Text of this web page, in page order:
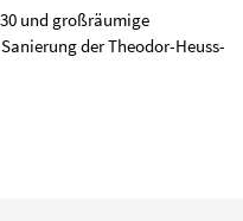
und großräumige
der Theodor-Heuss-